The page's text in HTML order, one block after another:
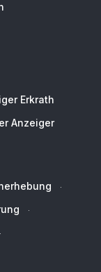
Erkrath
Anzeiger